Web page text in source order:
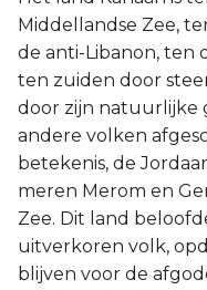
Middellandse Zee,
de anti-Libanon, ten
ten zuiden door
door zijn natuurlijke
andere volken
betekenis, de
meren Merom en
Zee. Dit land
uitverkoren volk,
blijven voor de